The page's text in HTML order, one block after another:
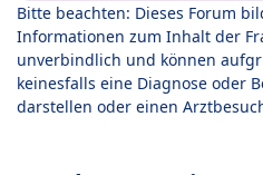
Bitte beachten: Dieses Forum
Informationen zum Inhalt der
unverbindlich und können
keinesfalls eine Diagnose oder
darstellen oder einen